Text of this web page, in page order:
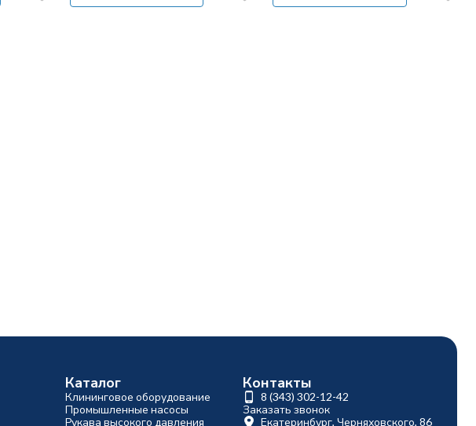
Каталог
Клининговое оборудование
Промышленные насосы
Рукава высокого давления
Контакты
8 (343) 302-12-42
Заказать звонок
Екатеринбург, Черняховского, 86